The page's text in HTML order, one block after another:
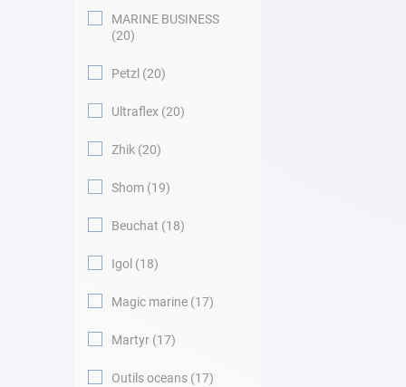
MARINE BUSINESS
20
Petzl 20
Ultraflex 20
Zhik 20
Shom 19
Beuchat 18
Igol 18
Magic marine 17
Martyr 17
Outils oceans 17